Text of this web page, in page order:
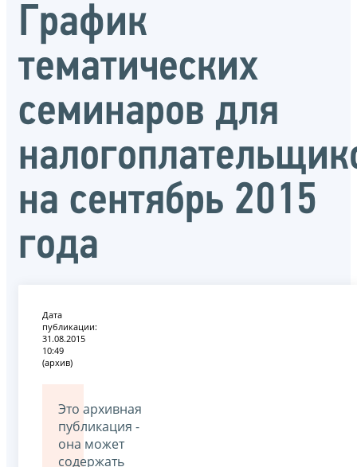
График
тематических
семинаров для
на сентябрь 2015
года
Дата
публикации:
31.08.2015
10:49
(архив)
Это архивная
публикация -
она может
содержать